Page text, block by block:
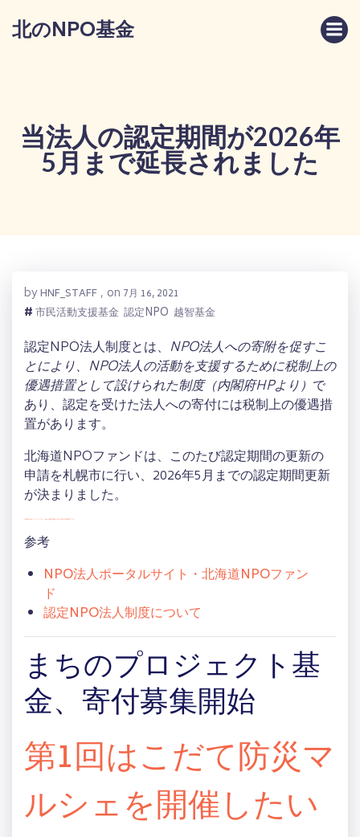
ス
キ
ッ
プ
北のNPO基金
当法人の認定期間が2026年
5月まで延長されました
byHNF_STAFF , on 7月 16, 2021
#市民活動支援基金 認定NPO 越智基金
認定NPO法人制度とは、 NPO法人への寄附を促すこ
とにより、NPO法人の活動を支援するために税制上の
優遇措置として設けられた制度（内閣府HPより） で
あり、認定を受けた法人への寄付には税制上の優遇措
置があります。
北海道NPOファンドは、このたび認定期間の更新の
申請を札幌市に行い、2026年5月までの認定期間更新
が決まりました。
北海道NPOファンドでは、NPO活動支援のために寄付を募集中です。
参考
NPO法人ポータルサイト・北海道NPOファン
ド
認定NPO法人制度について
まちのプロジェクト基
金、寄付募集開始
第1回はこだて防災マ
ルシェを開催したい